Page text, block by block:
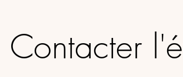
Contacter